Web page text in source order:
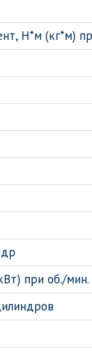
Н*м (кг*м)
при об./мин.